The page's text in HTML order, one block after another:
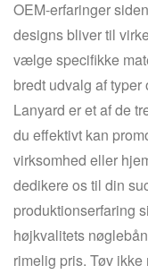
OEM-erfaringer
designs bliver til
vælge specifikke
bredt udvalg af
Lanyard er et af de
du effektivt kan
virksomhed eller
dedikere os til din
produktionserfaring
højkvalitets
rimelig pris. Tøv ikke